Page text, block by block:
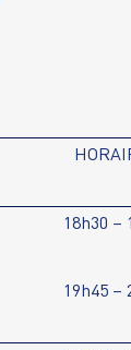
18h30 –
19h45 –